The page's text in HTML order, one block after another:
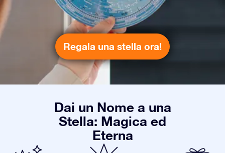
Regala una stella ora!
Dai un Nome a una
Stella: Magica ed
Eterna